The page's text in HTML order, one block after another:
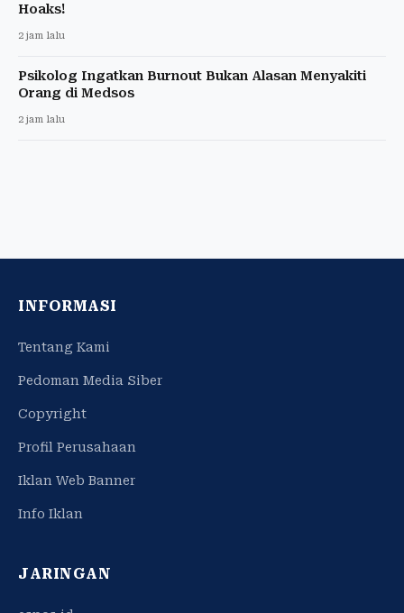
Hoaks!
2 jam lalu
Psikolog Ingatkan Burnout Bukan Alasan Menyakiti
Orang di Medsos
2 jam lalu
INFORMASI
Tentang Kami
Pedoman Media Siber
Copyright
Profil Perusahaan
Iklan Web Banner
Info Iklan
JARINGAN